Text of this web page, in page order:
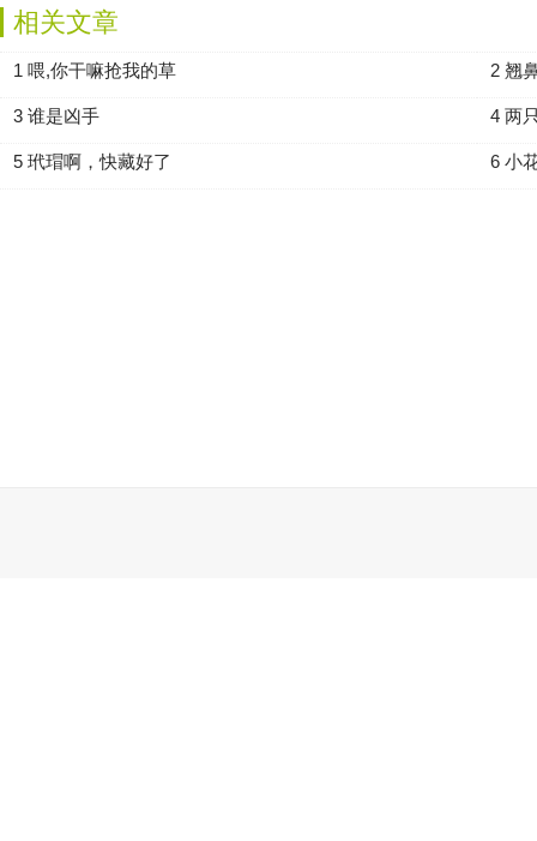
相关文章
1 喂,你干嘛抢我的草 2 翘
3 谁是凶手 4 两
5 玳瑁啊，快藏好了 6 小